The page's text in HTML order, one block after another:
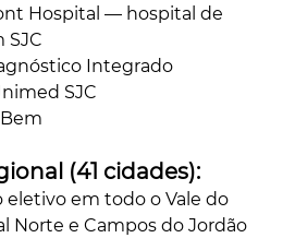
Hospital — hospital de
SJC
Integrado
SJC
(41 cidades):
em todo o Vale do
Norte e Campos do Jordão